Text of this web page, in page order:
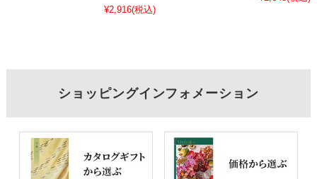
¥2,916(税込)
ショッピングインフォメーション